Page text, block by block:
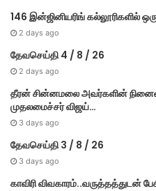
146 இன்ஜினியரிங் கல்லூரிகளில்
2 days ago
தேவசெய்தி 4 / 8 / 26
2 days ago
தீரன் சின்னமலை அவர்களின்
முதலமைச்சர் விஜய்…
3 days ago
தேவசெய்தி 3 / 8 / 26
3 days ago
காவிரி விவகாரம்..வருத்தத்துடன்